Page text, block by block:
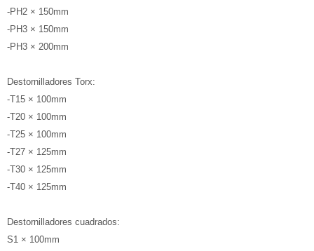
-PH2 × 150mm
-PH3 × 150mm
-PH3 × 200mm
Destornilladores Torx:
-T15 × 100mm
-T20 × 100mm
-T25 × 100mm
-T27 × 125mm
-T30 × 125mm
-T40 × 125mm
Destornilladores cuadrados:
S1 × 100mm